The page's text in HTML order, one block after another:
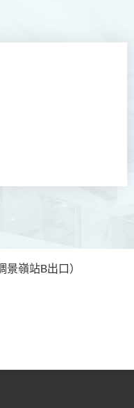
景嶺站B出口）